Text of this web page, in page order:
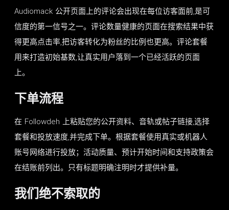
Audiomack 公开页面上的评论会出现在每位访客面前,是可
信度的第一信号之一。评论数量健康的页面在搜索结果中获
得更高点击率,把访客转化为粉丝的比例也更高。评论套餐
用来打造初始基数,让真实用户落到一个已经活跃的页面
上。
下单流程
在 Followdeh 上粘贴您的公开资料、音轨或帖子链接,选择
套餐和投放速度,并完成下单。根据套餐使用真实或机器人
账号网络进行投放；活动质量、预计开始时间和支持政策会
在结账前列出。只有标题明确注明时才提供补量。
我们绝不索取的